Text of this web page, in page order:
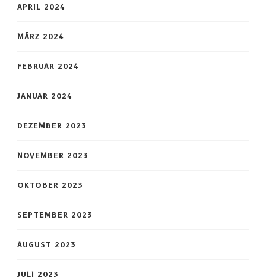
APRIL 2024
MÄRZ 2024
FEBRUAR 2024
JANUAR 2024
DEZEMBER 2023
NOVEMBER 2023
OKTOBER 2023
SEPTEMBER 2023
AUGUST 2023
JULI 2023